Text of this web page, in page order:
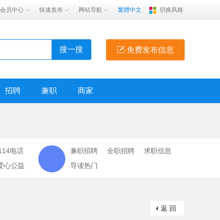
会员中心 快速发布 网站导航 繁體中文 切换风格
免费发布信息
搜一搜
招聘 兼职 商家
电话
心公益
兼职招聘 全职招聘
求职信息
导读热门
返 回